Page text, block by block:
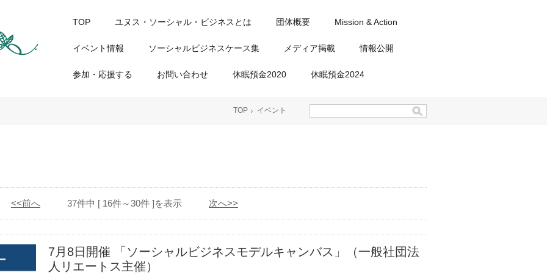
TOP ユヌス・ソーシャル・ビジネスとは 団体概要 Mission & Action
イベント情報 ソーシャルビジネスケース集 メディア掲載 情報公開
参加・応援する お問い合わせ 休眠預金2020 休眠預金2024
TOP イベント
<<前へ 37件中 [ 16件～30件 ]を表示 次へ>>
7月8日開催 「ソーシャルビジネスモデルキャンバス」（一般社団法
人リエートス主催）